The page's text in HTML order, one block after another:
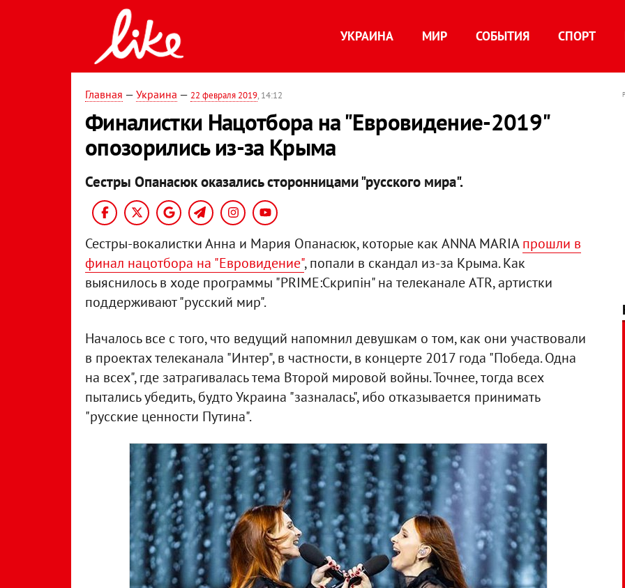
УКРАИНА МИР СОБЫТИЯ СПОРТ
Главная — Украина — 22 февраля 2019, 14:12
Финалистки Нацотбора на "Евровидение-2019"
опозорились из-за Крыма
Сестры Опанасюк оказались сторонницами "русского мира".
Сестры-вокалистки Анна и Мария Опанасюк, которые как ANNA MARIAпрошли в
финал нацотбора на "Евровидение", попали в скандал из-за Крыма. Как
выяснилось в ходе программы "PRIME:Скрипiн" на телеканале ATR, артистки
поддерживают "русский мир".
Началось все с того, что ведущий напомнил девушкам о том, как они участвовали
в проектах телеканала "Интер", в частности, в концерте 2017 года "Победа. Одна
на всех", где затрагивалась тема Второй мировой войны. Точнее, тогда всех
пытались убедить, будто Украина "зазналась", ибо отказывается принимать
"русские ценности Путина".